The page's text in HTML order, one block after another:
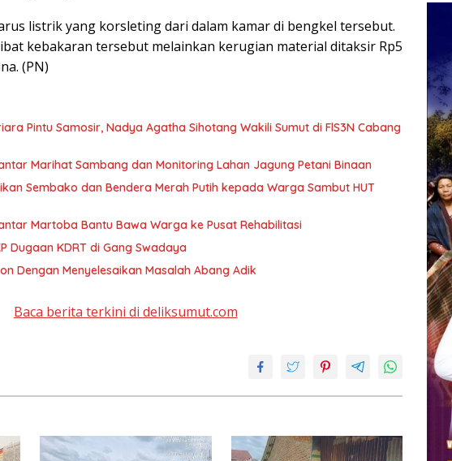
listrik yang korsleting dari dalam kamar di bengkel tersebut.
kebakaran tersebut melainkan kerugian material ditaksir Rp5
(PN)
Pintu Samosir, Nadya Agatha Sihotang Wakili Sumut di FlS3N Cabang
Marihat Sambang dan Monitoring Lahan Jagung Petani Binaan
Sembako dan Bendera Merah Putih kepada Warga Sambut HUT
Martoba Bantu Bawa Warga ke Pusat Rehabilitasi
Dugaan KDRT di Gang Swadaya
Dengan Menyelesaikan Masalah Abang Adik
Baca berita terkini di deliksumut.com